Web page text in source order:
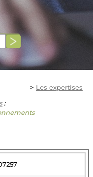
> Les expertises
: